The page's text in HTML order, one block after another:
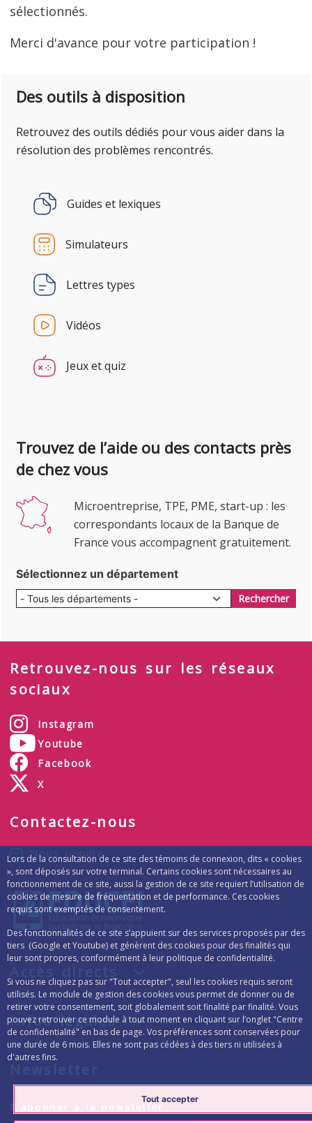
Lors de la consultation de ce site des témoins de connexion, dits « cookies
», sont déposés sur votre terminal. Certains cookies sont nécessaires au
fonctionnement de ce site, aussi la gestion de ce site requiert l’utilisation de
cookies de mesure de fréquentation et de performance. Ces cookies
requis sont exemptés de consentement.
Des fonctionnalités de ce site s’appuient sur des services proposés par des
tiers (Google et Youtube) et génèrent des cookies pour des finalités qui
leur sont propres, conformément à leur politique de confidentialité.
Si vous ne cliquez pas sur "Tout accepter", seul les cookies requis seront
utilisés. Le module de gestion des cookies vous permet de donner ou de
retirer votre consentement, soit globalement soit finalité par finalité. Vous
pouvez retrouver ce module à tout moment en cliquant sur l’onglet "Centre
de confidentialité" en bas de page. Vos préférences sont conservées pour
une durée de 6 mois. Elles ne sont pas cédées à des tiers ni utilisées à
d'autres fins.
Tout accepter
sélectionnés.
Merci d'avance pour votre participation !
Des outils à disposition
Retrouvez des outils dédiés pour vous aider dans la
résolution des problèmes rencontrés.
Guides et lexiques
Simulateurs
Lettres types
Vidéos
Jeux et quiz
Trouvez de l’aide ou des contacts près
de chez vous
Microentreprise, TPE, PME, start-up : les
correspondants locaux de la Banque de
France vous accompagnent gratuitement.
Sélectionnez un département
Rechercher
Retrouvez-nous sur les réseaux
sociaux
Instagram
Youtube
Facebook
X
Contactez-nous
Nous joindre
Infos légales
Formulaire d’inscription à la lettre